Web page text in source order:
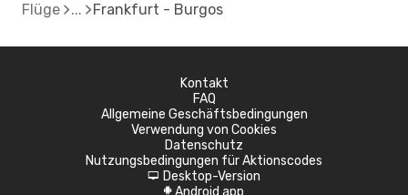
Flüge Frankfurt - Burgos
Kontakt
FAQ
Allgemeine Geschäftsbedingungen
Verwendung von Cookies
Datenschutz
Nutzungsbedingungen für Aktionscodes
d Desktop-Version
A Android app